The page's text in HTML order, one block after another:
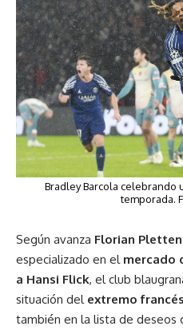
Bradley Barcola celebrando
temporada.
Según avanza Florian
especializado en el mercado
a Hansi Flick, el club
situación del extremo
también en la lista de deseos